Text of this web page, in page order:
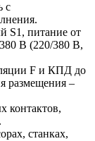
с
S1, питание от
В (220/380 В,
F и КПД до
размещения –
контактов,
станках,